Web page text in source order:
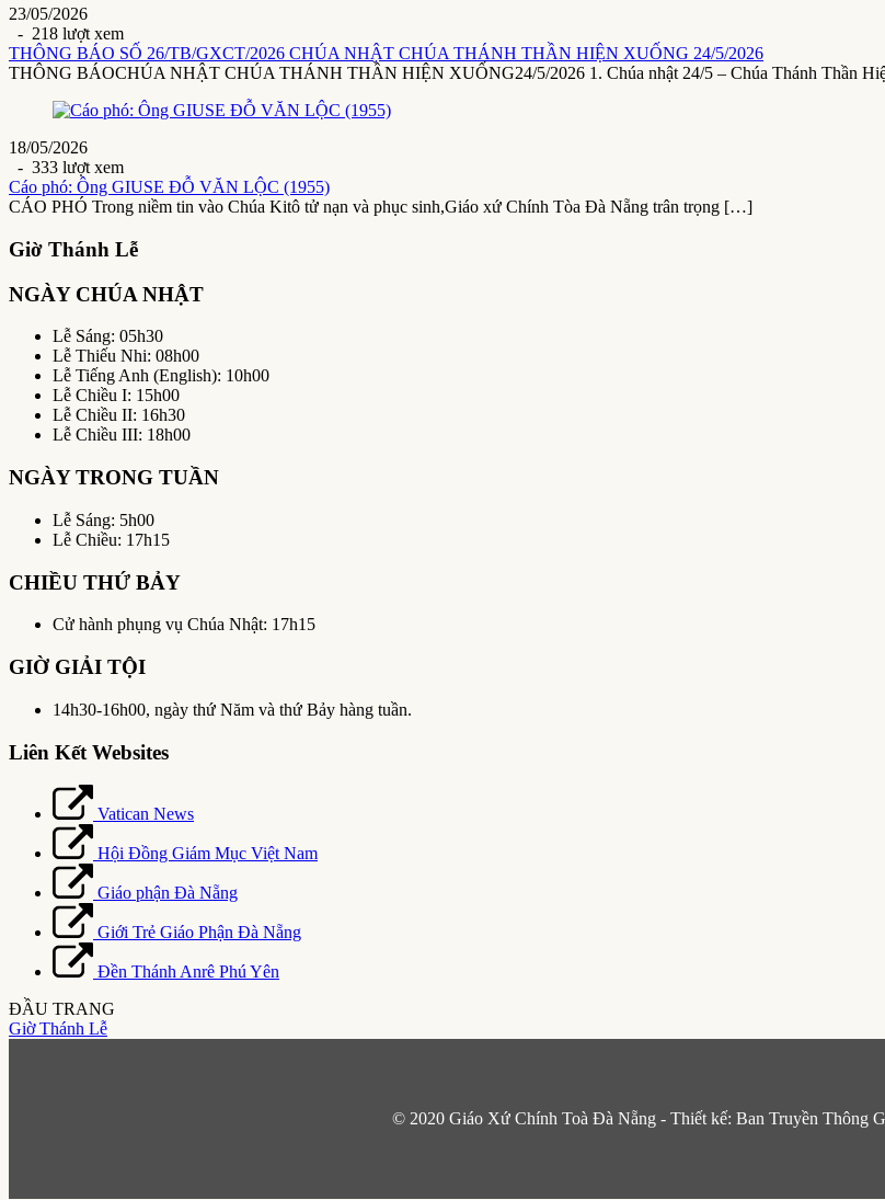
23/05/2026
- 218 lượt xem
THÔNG BÁO SỐ 26/TB/GXCT/2026 CHÚA NHẬT CHÚA THÁNH THẦN HIỆN XUỐNG 24/5/2026
THÔNG BÁOCHÚA NHẬT CHÚA THÁNH THẦN HIỆN XUỐNG24/5/2026 1. Chúa nhật 24/5 – Chúa Thánh Thần
18/05/2026
- 333 lượt xem
Cáo phó: Ông GIUSE ĐỖ VĂN LỘC (1955)
CÁO PHÓ Trong niềm tin vào Chúa Kitô tử nạn và phục sinh,Giáo xứ Chính Tòa Đà Nẵng trân trọng […]
Giờ Thánh Lễ
NGÀY CHÚA NHẬT
Lễ Sáng: 05h30
Lễ Thiếu Nhi: 08h00
Lễ Tiếng Anh (English): 10h00
Lễ Chiều I: 15h00
Lễ Chiều II: 16h30
Lễ Chiều III: 18h00
NGÀY TRONG TUẦN
Lễ Sáng: 5h00
Lễ Chiều: 17h15
CHIỀU THỨ BẢY
Cử hành phụng vụ Chúa Nhật: 17h15
GIỜ GIẢI TỘI
14h30-16h00, ngày thứ Năm và thứ Bảy hàng tuần.
Liên Kết Websites
Vatican News
Hội Đồng Giám Mục Việt Nam
Giáo phận Đà Nẵng
Giới Trẻ Giáo Phận Đà Nẵng
Đền Thánh Anrê Phú Yên
ĐẦU TRANG
Giờ Thánh Lễ
© 2020 Giáo Xứ Chính Toà Đà Nẵng - Thiết kế: Ban Truyền Thông